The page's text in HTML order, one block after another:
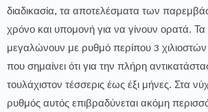
διαδικασία, τα αποτελέσματα των
χρόνο και υπομονή για να γίνουν ορατά.
μεγαλώνουν με ρυθμό περίπου 3
που σημαίνει ότι για την πλήρη
τουλάχιστον τέσσερις έως έξι μήνες. Στα
ρυθμός αυτός επιβραδύνεται ακόμη